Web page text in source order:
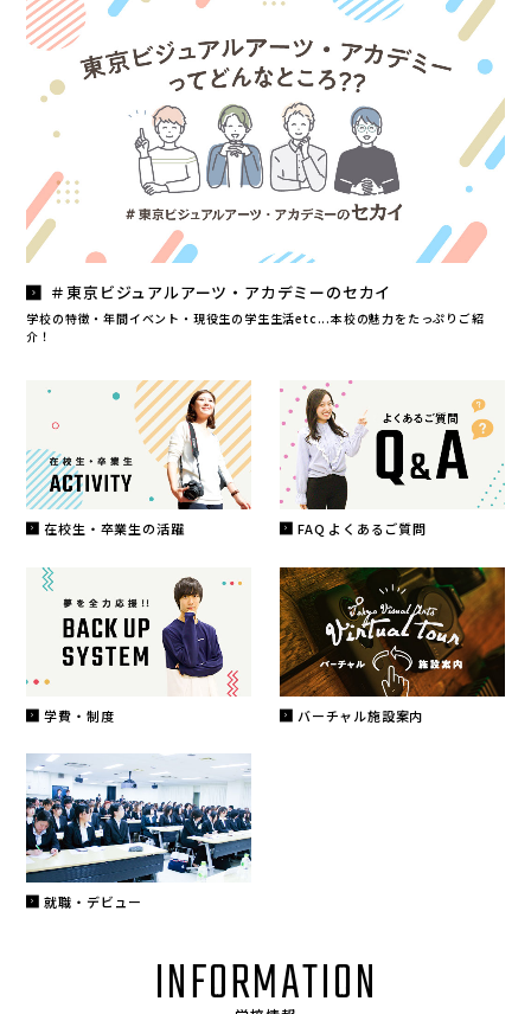
＃東京ビジュアルアーツ・アカデミーのセカイ
学校の特徴・年間イベント・現役生の学生生活etc...本校の魅力をたっぷりご紹
介！
在校生・卒業生の活躍 FAQ よくあるご質問
学費・制度 バーチャル施設案内
就職・デビュー
INFORMATION